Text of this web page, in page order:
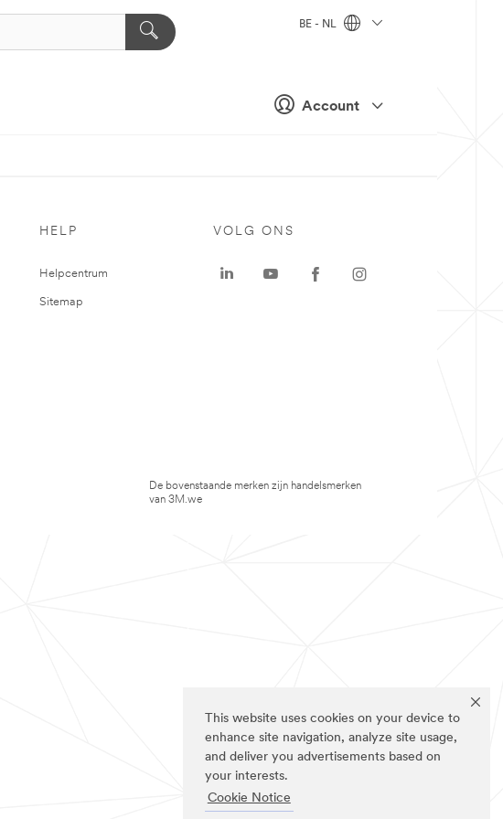
This website uses cookies on your device to
enhance site navigation, analyze site usage,
and deliver you advertisements based on
your interests.
Cookie Notice
Account
BE - NL
HELP
Helpcentrum
Sitemap
VOLG ONS
De bovenstaande merken zijn handelsmerken
van 3M.we